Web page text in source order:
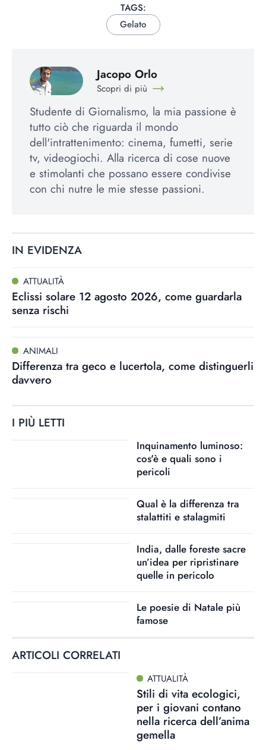
TAGS:
Gelato
Jacopo Orlo
Scopri di più
Studente di Giornalismo, la mia passione è
tutto ciò che riguarda il mondo
dell'intrattenimento: cinema, fumetti, serie
tv, videogiochi. Alla ricerca di cose nuove
e stimolanti che possano essere condivise
con chi nutre le mie stesse passioni.
IN EVIDENZA
ATTUALITÀ
Eclissi solare 12 agosto 2026, come guardarla
senza rischi
ANIMALI
Differenza tra geco e lucertola, come distinguerli
davvero
I PIÙ LETTI
Inquinamento luminoso:
cos'è e quali sono i
pericoli
Qual è la differenza tra
stalattiti e stalagmiti
India, dalle foreste sacre
un’idea per ripristinare
quelle in pericolo
Le poesie di Natale più
famose
ARTICOLI CORRELATI
ATTUALITÀ
Stili di vita ecologici,
per i giovani contano
nella ricerca dell’anima
gemella